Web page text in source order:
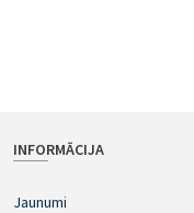
INFORMĀCIJA
Jaunumi